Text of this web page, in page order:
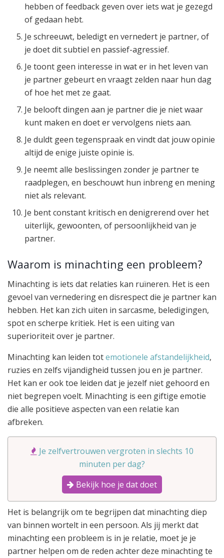
hebben of feedback geven over iets wat je gezegd
of gedaan hebt.
Je schreeuwt, beledigt en vernedert je partner, of
je doet dit subtiel en passief-agressief.
Je toont geen interesse in wat er in het leven van
je partner gebeurt en vraagt zelden naar hun dag
of hoe het met ze gaat.
Je belooft dingen aan je partner die je niet waar
kunt maken en doet er vervolgens niets aan.
Je duldt geen tegenspraak en vindt dat jouw opinie
altijd de enige juiste opinie is.
Je neemt alle beslissingen zonder je partner te
raadplegen, en beschouwt hun inbreng en mening
niet als relevant.
Je bent constant kritisch en denigrerend over het
uiterlijk, gewoonten, of persoonlijkheid van je
partner.
Waarom is minachting een probleem?
Minachting is iets dat relaties kan ruïneren. Het is een
gevoel van vernedering en disrespect die je partner kan
hebben. Het kan zich uiten in sarcasme, beledigingen,
spot en scherpe kritiek. Het is een uiting van
superioriteit over je partner.
Minachting kan leiden totemotionele afstandelijkheid,
ruzies en zelfs vijandigheid tussen jou en je partner.
Het kan er ook toe leiden dat je jezelf niet gehoord en
niet begrepen voelt. Minachting is een giftige emotie
die alle positieve aspecten van een relatie kan
afbreken.
Je zelfvertrouwen vergroten in slechts 10
minuten per dag?
Bekijk hoe je dat doet
Het is belangrijk om te begrijpen dat minachting diep
van binnen wortelt in een persoon. Als jij merkt dat
minachting een probleem is in je relatie, moet je je
partner helpen om de reden achter deze minachting te